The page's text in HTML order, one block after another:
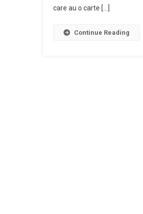
care au o carte […]
Continue Reading